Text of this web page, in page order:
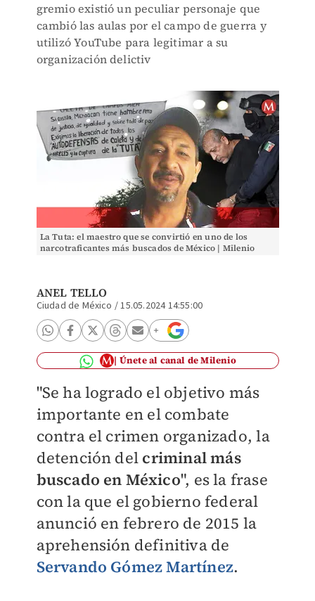
gremio existió un peculiar personaje que
cambió las aulas por el campo de guerra y
utilizó YouTube para legitimar a su
organización delictiv
La Tuta: el maestro que se convirtió en uno de los
narcotraficantes más buscados de México | Milenio
ANEL TELLO
Ciudad de México /15.05.2024 14:55:00
Únete al canal de Milenio
"Se ha logrado el objetivo más
importante en el combate
contra el crimen organizado, la
detención del criminal más
buscado en México", es la frase
con la que el gobierno federal
anunció en febrero de 2015 la
aprehensión definitiva de
Servando Gómez Martínez.